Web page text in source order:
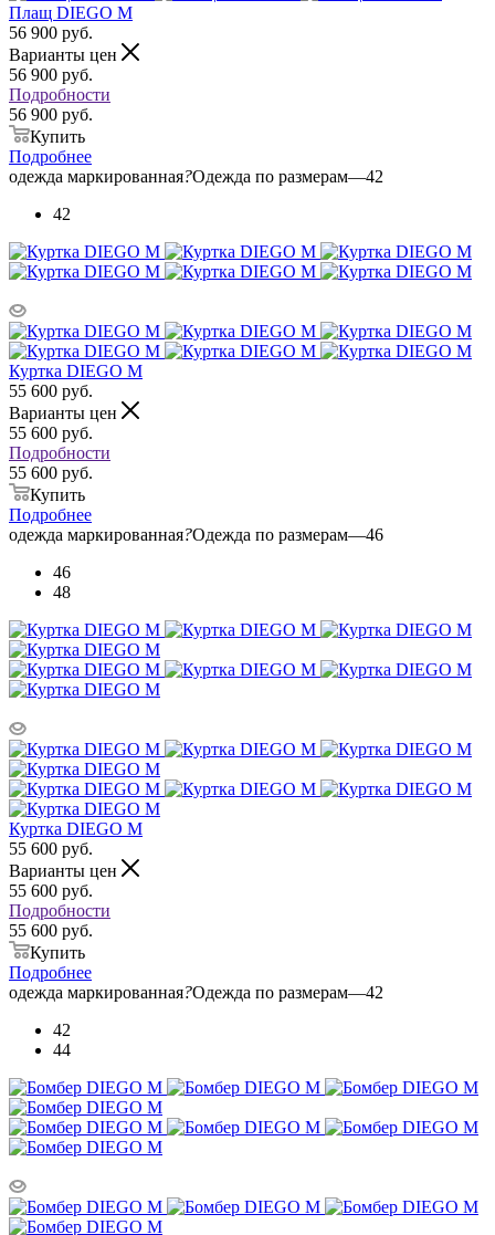
Плащ DIEGO M
56 900 руб.
Варианты цен
56 900 руб.
Подробности
56 900 руб.
Купить
Подробнее
одежда маркированная?Одежда по размерам—42
42
Куртка DIEGO M
55 600 руб.
Варианты цен
55 600 руб.
Подробности
55 600 руб.
Купить
Подробнее
одежда маркированная?Одежда по размерам—46
46
48
Куртка DIEGO M
55 600 руб.
Варианты цен
55 600 руб.
Подробности
55 600 руб.
Купить
Подробнее
одежда маркированная?Одежда по размерам—42
42
44